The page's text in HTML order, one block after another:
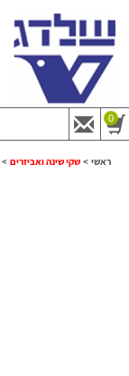
0
ראשי > שקי שינה ואביזרים >